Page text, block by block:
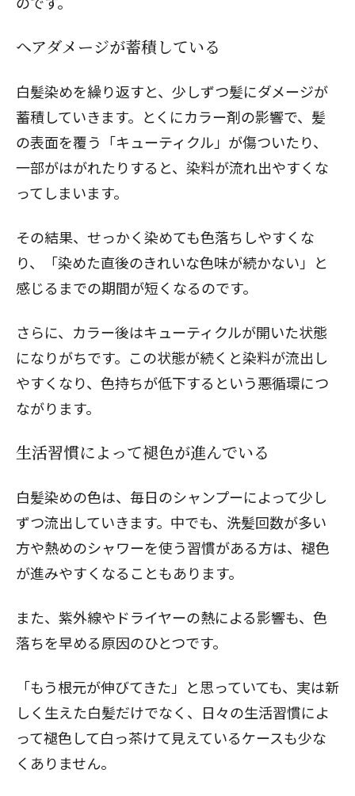
ヘアダメージが蓄積している
白髪染めを繰り返すと、少しずつ髪にダメージが
蓄積していきます。とくにカラー剤の影響で、髪
の表面を覆う「キューティクル」が傷ついたり、
一部がはがれたりすると、染料が流れ出やすくな
ってしまいます。
その結果、せっかく染めても色落ちしやすくな
り、「染めた直後のきれいな色味が続かない」と
感じるまでの期間が短くなるのです。
さらに、カラー後はキューティクルが開いた状態
になりがちです。この状態が続くと染料が流出し
やすくなり、色持ちが低下するという悪循環につ
ながります。
生活習慣によって褪色が進んでいる
白髪染めの色は、毎日のシャンプーによって少し
ずつ流出していきます。中でも、洗髪回数が多い
方や熱めのシャワーを使う習慣がある方は、褪色
が進みやすくなることもあります。
また、紫外線やドライヤーの熱による影響も、色
落ちを早める原因のひとつです。
「もう根元が伸びてきた」と思っていても、実は新
しく生えた白髪だけでなく、日々の生活習慣によ
って褪色して白っ茶けて見えているケースも少な
くありません。